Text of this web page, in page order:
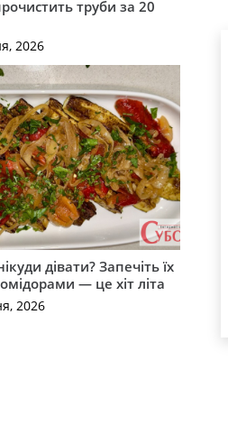
труби за 20
2026
дівати? Запечіть їх
— це хіт літа
2026